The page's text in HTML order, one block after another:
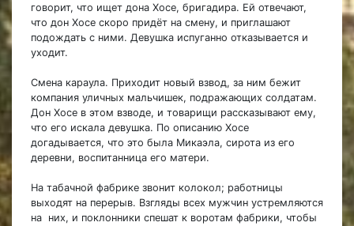
говорит, что ищет дона Хосе, бригадира. Ей отвечают,
что дон Хосе скоро придёт на смену, и приглашают
подождать с ними. Девушка испуганно отказывается и
уходит.
Смена караула. Приходит новый взвод, за ним бежит
компания уличных мальчишек, подражающих солдатам.
Дон Хосе в этом взводе, и товарищи рассказывают ему,
что его искала девушка. По описанию Хосе
догадывается, что это была Микаэла, сирота из его
деревни, воспитанница его матери.
На табачной фабрике звонит колокол; работницы
выходят на перерыв. Взгляды всех мужчин устремляются
на них, и поклонники спешат к воротам фабрики, чтобы